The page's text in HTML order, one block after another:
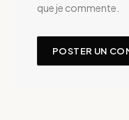
que je commente.